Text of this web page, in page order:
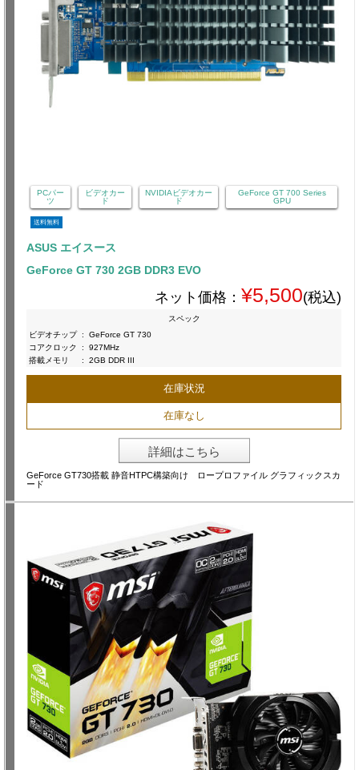
PCパー
ツ
ビデオカー
ド
NVIDIAビデオカー
ド
GeForce GT 700 Series
GPU
送料無料
ASUS エイスース
GeForce GT 730 2GB DDR3 EVO
ネット価格： ¥5,500(税込)
スペック
ビデオチップ :
GeForce GT 730
コアクロック
:
927MHz
搭載メモリ
: 2GB DDR III
在庫状況
在庫なし
詳細はこちら
GeForce GT730搭載 静音HTPC構築向け ロープロファイル グラフィックスカ
ード